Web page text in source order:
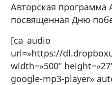
Авторская программа
посвященная Дню
[ca_audio
url=»https://
width=»500″
google-mp3-player»